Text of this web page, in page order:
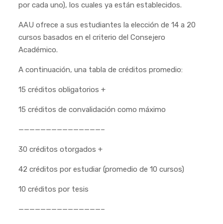
por cada uno), los cuales ya están establecidos.
AAU ofrece a sus estudiantes la elección de 14 a 20
cursos basados en el criterio del Consejero
Académico.
A continuación, una tabla de créditos promedio:
15 créditos obligatorios +
15 créditos de convalidación como máximo
———————————————–
30 créditos otorgados +
42 créditos por estudiar (promedio de 10 cursos)
10 créditos por tesis
———————————————–